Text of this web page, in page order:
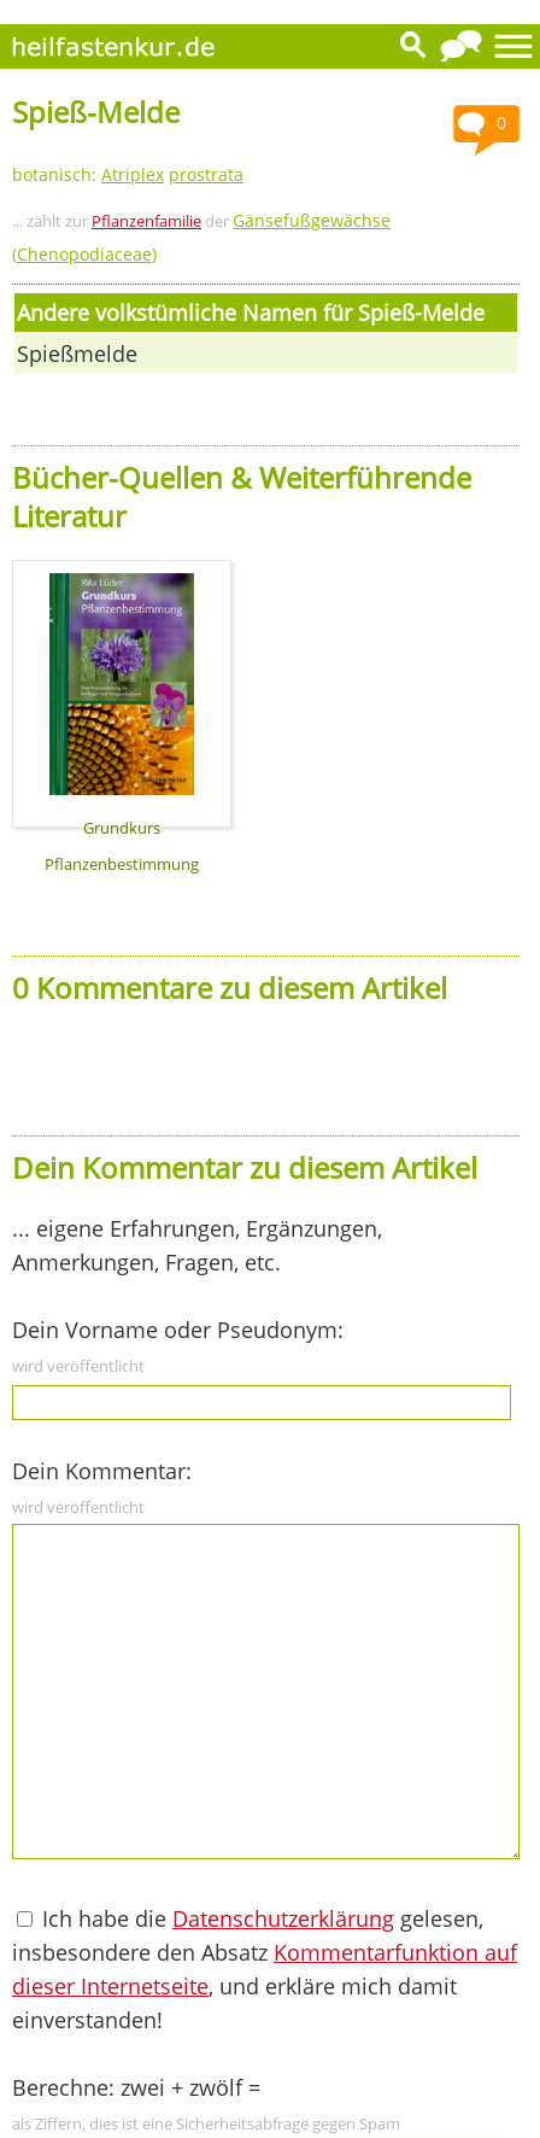
0
Spieß-Melde
botanisch: Atriplex prostrata
... zählt zur Pflanzenfamilie derGänsefußgewächse
(Chenopodiaceae)
Andere volkstümliche Namen für Spieß-Melde
Spießmelde
Bücher-Quellen & Weiterführende
Literatur
Grundkurs
Pflanzenbestimmung
0 Kommentare zu diesem Artikel
Dein Kommentar zu diesem Artikel
... eigene Erfahrungen, Ergänzungen,
Anmerkungen, Fragen, etc.
Dein Vorname oder Pseudonym:
wird veröffentlicht
Dein Kommentar:
wird veröffentlicht
Ich habe die Datenschutzerklärung gelesen,
insbesondere den Absatz Kommentarfunktion auf
dieser Internetseite, und erkläre mich damit
einverstanden!
Berechne: zwei + zwölf =
als Ziffern, dies ist eine Sicherheitsabfrage gegen Spam